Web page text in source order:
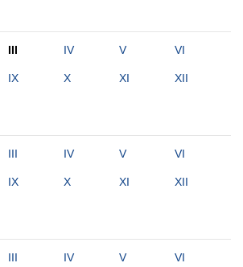
III IV V VI
IX X XI XII
III IV V VI
IX X XI XII
III IV V VI